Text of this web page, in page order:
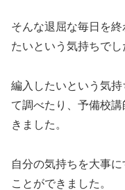
そんな退屈な毎日を
たいという気持ちでし
編入したいという気
て調べたり、予備校
きました。
自分の気持ちを大事
ことができました。